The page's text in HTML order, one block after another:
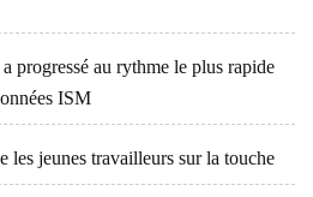
progressé au rythme le plus rapide
ISM
les jeunes travailleurs sur la touche